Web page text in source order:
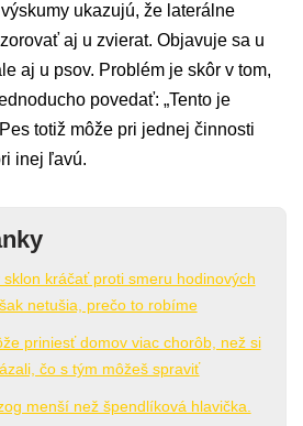
ukazujú, že laterálne
aj u zvierat. Objavuje sa u
aj u psov. Problém je skôr v tom,
povedať: „Tento je
totiž môže pri jednej činnosti
inej ľavú.
sklon kráčať proti smeru hodinových
netušia, prečo to robíme
priniesť domov viac chorôb, než si
čo s tým môžeš spraviť
menší než špendlíková hlavička.